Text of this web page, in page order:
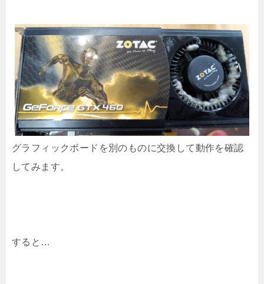
グラフィックボードを別のものに交換して動作を確認
してみます。
すると…